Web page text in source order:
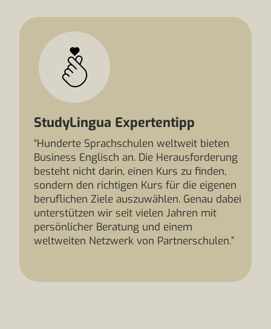
StudyLingua Expertentipp
“Hunderte Sprachschulen weltweit bieten
Business Englisch an. Die Herausforderung
besteht nicht darin, einen Kurs zu finden,
sondern den richtigen Kurs für die eigenen
beruflichen Ziele auszuwählen. Genau dabei
unterstützen wir seit vielen Jahren mit
persönlicher Beratung und einem
weltweiten Netzwerk von Partnerschulen.”